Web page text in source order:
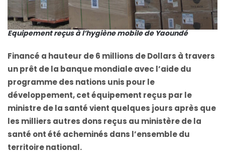
Equipement reçus à l’hygiène mobile de Yaoundé
Financé a hauteur de 6 millions de Dollars à travers
un prêt de la banque mondiale avec l’aide du
programme des nations unis pour le
développement, cet équipement reçus par le
ministre de la santé vient quelques jours après que
les milliers autres dons reçus au ministère de la
santé ont été acheminés dans l’ensemble du
territoire national.